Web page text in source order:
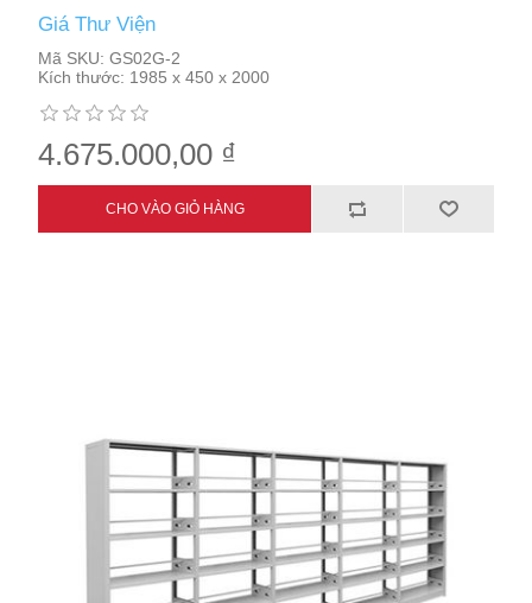
Giá Thư Viện
Mã SKU: GS02G-2
Kích thước: 1985 x 450 x 2000
4.675.000,00 ₫